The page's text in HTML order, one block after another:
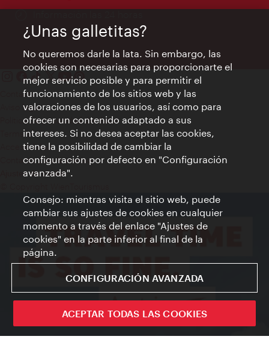
Contacto
Aviso legal
Política de privacidad de datos
Terms of Use
Accesibilidad
Contacto para la prensa
Ajustes de cookie
¿Unas galletitas?
No queremos darle la lata. Sin embargo, las
cookies son necesarias para proporcionarte el
mejor servicio posible y para permitir el
funcionamiento de los sitios web y las
valoraciones de los usuarios, así como para
ofrecer un contenido adaptado a sus
intereses. Si no desea aceptar las cookies,
tiene la posibilidad de cambiar la
configuración por defecto en "Configuración
avanzada".
Consejo: mientras visita el sitio web, puede
cambiar sus ajustes de cookies en cualquier
momento a través del enlace "Ajustes de
cookies" en la parte inferior al final de la
página.
CONFIGURACIÓN AVANZADA
ACEPTAR TODAS LAS COOKIES